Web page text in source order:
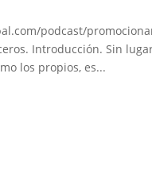
podcast/
Introducción. Sin
los propios, es...